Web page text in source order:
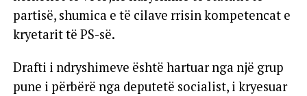
partisë, shumica e të cilave rrisin kompetencat e
kryetarit të PS-së.
Drafti i ndryshimeve është hartuar nga një grup
pune i përbërë nga deputetë socialist, i kryesuar